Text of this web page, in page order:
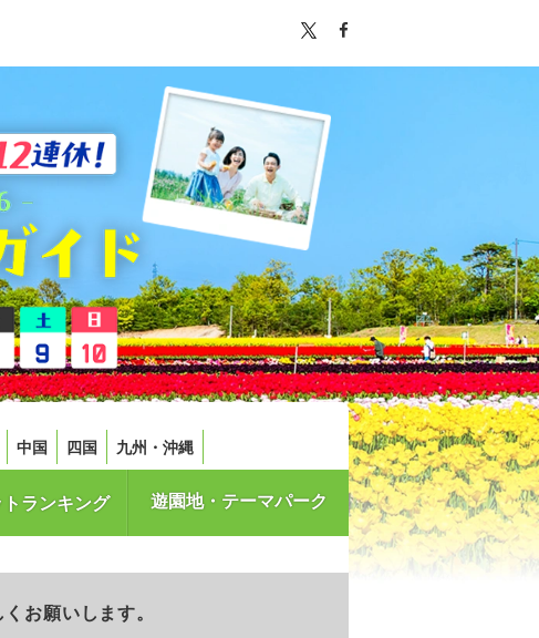
中国 四国 九州・沖縄
ランキング 遊園地・テーマパーク
お願いします。